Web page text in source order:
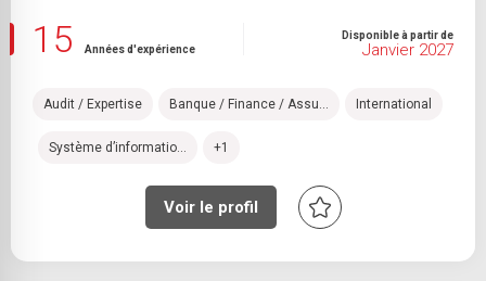
15 Années d'expérience
Disponible à partir de
Janvier 2027
Audit / Expertise Banque / Finance / Assu... International
Système d’informatio... +1
Voir le profil